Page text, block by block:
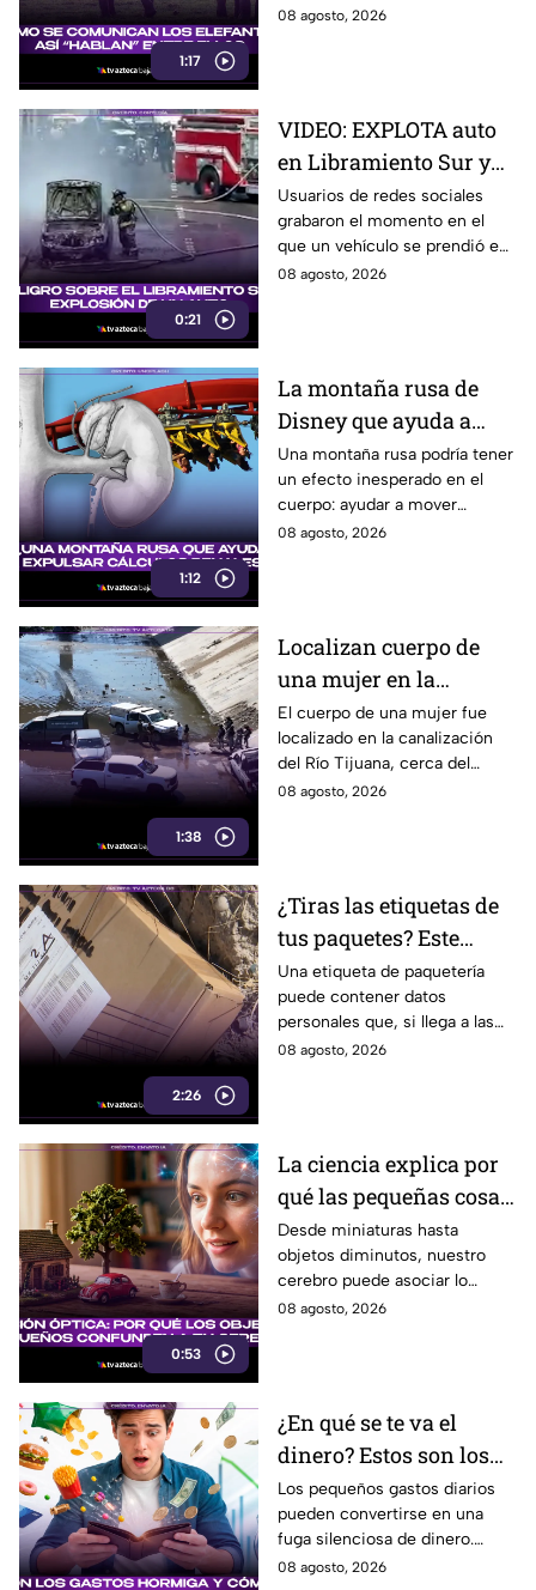
1:17
escuchar, ellos “hablan” de una
08 agosto, 2026
0:21
VIDEO: EXPLOTA auto
en Libramiento Sur y
ocasiona fuerte tráfico
en Tijuana este sábado;
cerca de 5 y 10
Usuarios de redes sociales
grabaron el momento en el
que un vehículo se prendió en
llamas sobre el Libramiento, lo
08 agosto, 2026
1:12
La montaña rusa de
Disney que ayuda a
expulsar cálculos
renales, según estudio
Una montaña rusa podría tener
un efecto inesperado en el
cuerpo: ayudar a mover
pequeños cálculos renales
08 agosto, 2026
1:38
Localizan cuerpo de
una mujer en la
canalización del Río
Tijuana; presentaba
quemaduras
El cuerpo de una mujer fue
localizado en la canalización
del Río Tijuana, cerca del
cruce fronterizo, durante la
08 agosto, 2026
2:26
¿Tiras las etiquetas de
tus paquetes? Este
pequeño descuido
podría ponerte en
riesgo en Tijuana
Una etiqueta de paquetería
puede contener datos
personales que, si llega a las
manos equivocadas, podrían
08 agosto, 2026
0:53
La ciencia explica por
qué las pequeñas cosas
nos parecen tan
adorables
Desde miniaturas hasta
objetos diminutos, nuestro
cerebro puede asociar lo
pequeño con ternura,
08 agosto, 2026
¿En qué se te va el
dinero? Estos son los
gastos hormiga que
pueden vaciar tu
bolsillo
Los pequeños gastos diarios
pueden convertirse en una
fuga silenciosa de dinero.
Identificar los llamados gastos
08 agosto, 2026